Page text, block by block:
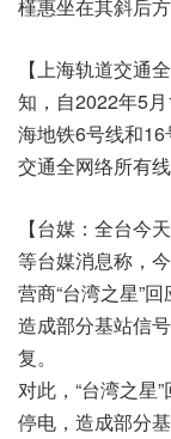
槿惠坐在其斜后方
【上海轨道交通
知，自2022年5
海地铁6号线和
交通全网络所有
【台媒：全台今
等台媒消息称，
营商“台湾之星”
造成部分基站信
复。
对此，“台湾之星
停电，造成部分